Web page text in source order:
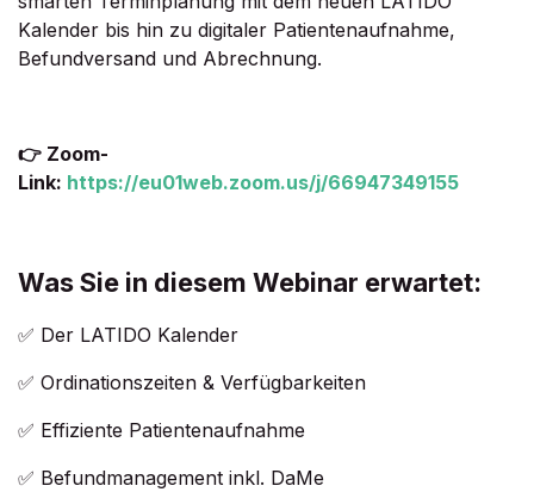
Kalender bis hin zu digitaler Patientenaufnahme,
Befundversand und Abrechnung.
👉 Zoom-
Link: https://eu01web.zoom.us/j/66947349155
Was Sie in diesem Webinar erwartet:
✅ Der LATIDO Kalender ​
✅ Ordinationszeiten & Verfügbarkeiten
✅ Effiziente Patientenaufnahme​
✅ Befundmanagement inkl. DaMe